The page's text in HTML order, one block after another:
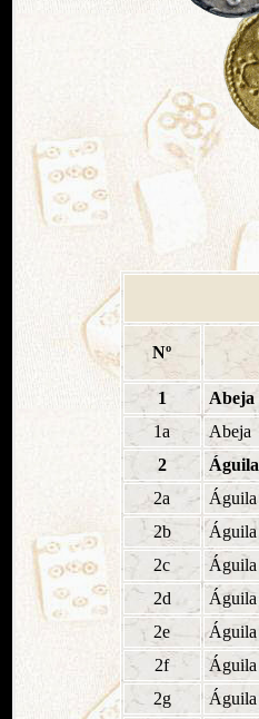
Nº
1
Abeja
1a
Abeja
2
Águila
2a
Águila
2b
Águila
2c
Águila
2d
Águila
2e
Águila
2f
Águila
2g
Águila